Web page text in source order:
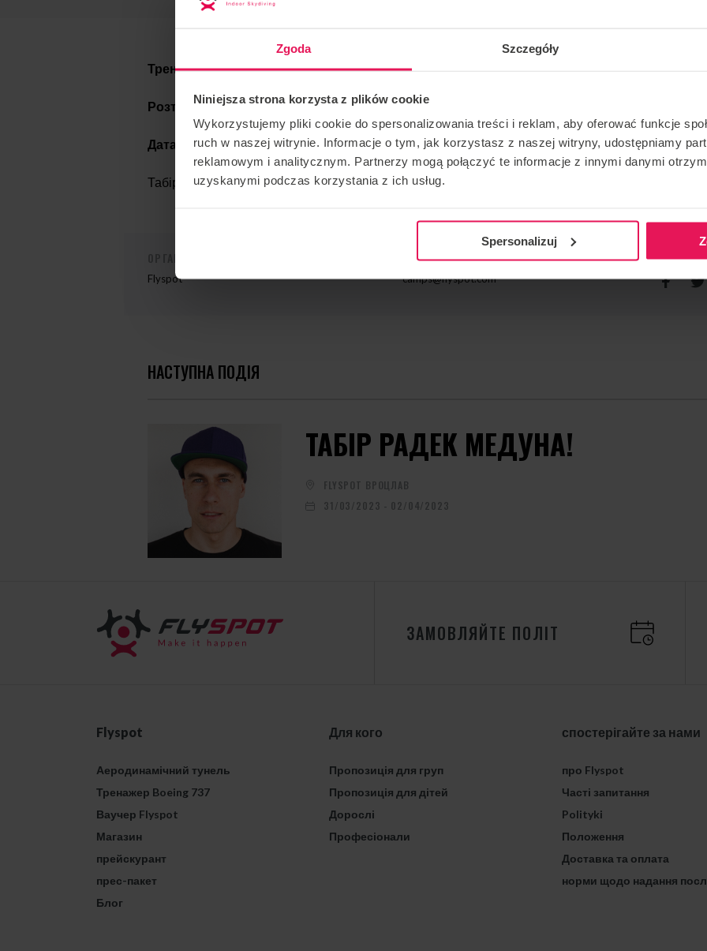
Zgoda Szczegóły
Niniejsza strona korzysta z plików cookie
Wykorzystujemy pliki cookie do spersonalizowania treści i reklam, aby oferować funkcje
ruch w naszej witrynie. Informacje o tym, jak korzystasz z naszej witryny, udostępniamy
reklamowym i analitycznym. Partnerzy mogą połączyć te informacje z innymi danymi
uzyskanymi podczas korzystania z ich usług.
Spersonalizuj
Тренер: Радек Медуна
Розташування: Flyspot Wrocław
Дата: 03-05.02.2023
Табір періодично організовує тренер Радек Медуна у Flyspot Wrocław
Flyspot
КОНТАКТ ЩОДО ПОДІЇ
camps@flyspot.com
НАСТУПНА ПОДІЯ
ТАБІР РАДЕК МЕДУНА!
FLYSPOT ВРОЦЛАВ
31/03/2023 - 02/04/2023
ЗАМОВЛЯЙТЕ ПОЛІТ
Flyspot
Аеродинамічний тунель
Тренажер Boeing 737
Ваучер Flyspot
Магазин
прейскурант
прес-пакет
Блог
Для кого
Пропозиція для груп
Пропозиція для дітей
Дорослі
Професіонали
спостерігайте за нами
про Flyspot
Часті запитання
Polityki
Положення
Доставка та оплата
норми щодо надання